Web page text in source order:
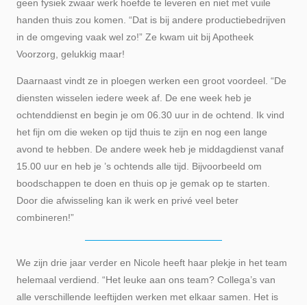
geen fysiek zwaar werk hoefde te leveren en niet met vuile
handen thuis zou komen. “Dat is bij andere productiebedrijven
in de omgeving vaak wel zo!” Ze kwam uit bij Apotheek
Voorzorg, gelukkig maar!
Daarnaast vindt ze in ploegen werken een groot voordeel. “De
diensten wisselen iedere week af. De ene week heb je
ochtenddienst en begin je om 06.30 uur in de ochtend. Ik vind
het fijn om die weken op tijd thuis te zijn en nog een lange
avond te hebben. De andere week heb je middagdienst vanaf
15.00 uur en heb je ’s ochtends alle tijd. Bijvoorbeeld om
boodschappen te doen en thuis op je gemak op te starten.
Door die afwisseling kan ik werk en privé veel beter
combineren!”
We zijn drie jaar verder en Nicole heeft haar plekje in het team
helemaal verdiend. “Het leuke aan ons team? Collega’s van
alle verschillende leeftijden werken met elkaar samen. Het is